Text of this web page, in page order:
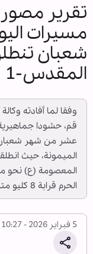
تقرير
مسيرات
شعبان
المقدس-1
وفقا لما أفادته
قم، حشودا
عشر من شهر شعبان
الميمونة، حيث
المعصومة (ع)
الحرم قرابة 8 كليو مترات.
5 فبراير 2026 - 10:27